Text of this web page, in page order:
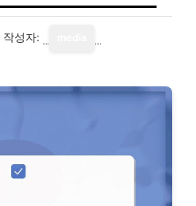
작성자: